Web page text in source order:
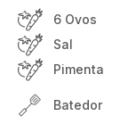
6 Ovos
Sal
Pimenta
Batedor